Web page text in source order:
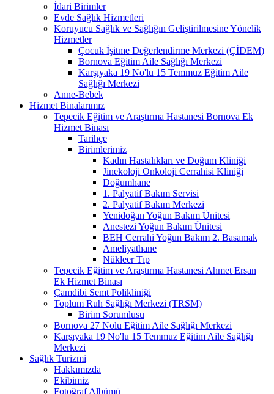
İdari Birimler
Evde Sağlık Hizmetleri
Koruyucu Sağlık ve Sağlığın Geliştirilmesine Yönelik
Hizmetler
Çocuk İşitme Değerlendirme Merkezi (ÇİDEM)
Bornova Eğitim Aile Sağlığı Merkezi
Karşıyaka 19 No'lu 15 Temmuz Eğitim Aile
Sağlığı Merkezi
Anne-Bebek
Hizmet Binalarımız
Tepecik Eğitim ve Araştırma Hastanesi Bornova Ek
Hizmet Binası
Tarihçe
Birimlerimiz
Kadın Hastalıkları ve Doğum Kliniği
Jinekoloji Onkoloji Cerrahisi Kliniği
Doğumhane
1. Palyatif Bakım Servisi
2. Palyatif Bakım Merkezi
Yenidoğan Yoğun Bakım Ünitesi
Anestezi Yoğun Bakım Ünitesi
BEH Cerrahi Yoğun Bakım 2. Basamak
Ameliyathane
Nükleer Tıp
Tepecik Eğitim ve Araştırma Hastanesi Ahmet Ersan
Ek Hizmet Binası
Çamdibi Semt Polikliniği
Toplum Ruh Sağlığı Merkezi (TRSM)
Birim Sorumlusu
Bornova 27 Nolu Eğitim Aile Sağlığı Merkezi
Karşıyaka 19 No'lu 15 Temmuz Eğitim Aile Sağlığı
Merkezi
Sağlık Turizmi
Hakkımızda
Ekibimiz
Fotoğraf Albümü